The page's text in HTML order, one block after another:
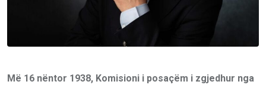
Më 16 nëntor 1938, Komisioni i posaçëm i zgjedhur nga